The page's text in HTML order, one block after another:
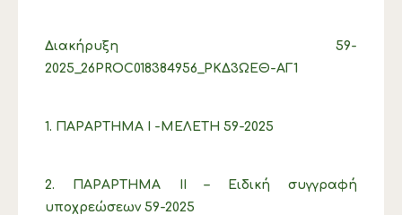
Διακήρυξη 59-
2025_26PROC018384956_ΡΚΔ3ΩΕΘ-ΑΓ1
1. ΠΑΡΑΡΤΗΜΑ Ι -ΜΕΛΕΤΗ 59-2025
2. ΠΑΡΑΡΤΗΜΑ ΙI – Ειδική συγγραφή
υποχρεώσεων 59-2025